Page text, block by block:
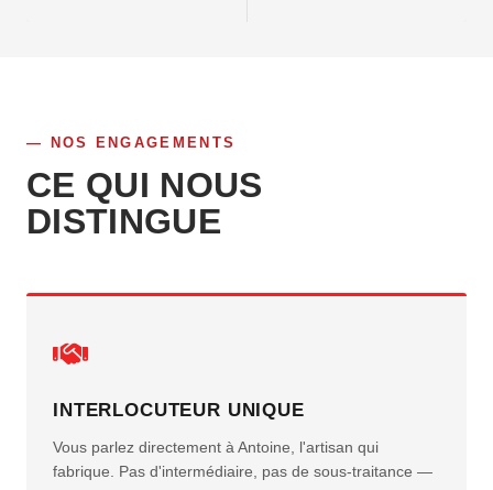
NOS ENGAGEMENTS
CE QUI NOUS
DISTINGUE
INTERLOCUTEUR UNIQUE
Vous parlez directement à Antoine, l'artisan qui
fabrique. Pas d'intermédiaire, pas de sous-traitance —